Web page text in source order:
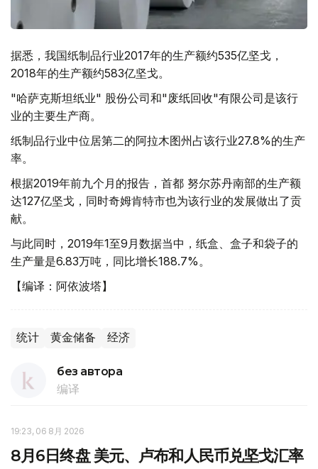
据悉，我国纸制品行业2017年的生产额约535亿坚戈，
2018年的生产额约583亿坚戈。
"哈萨克斯坦纸业" 股份公司和"废纸回收"有限公司是该行
业的主要生产商。
纸制品行业中位居第二的阿拉木图州占该行业27.8%的生产
率。
根据2019年前九个月的报告，首都 努尔苏丹南部的生产额
达127亿坚戈，同时奇姆肯特市也为该行业的发展做出了贡
献。
与此同时，2019年1至9月数据当中，纸盒、盒子和袋子的
生产量是6.83万吨，同比增长188.7%。
【编译：阿依波塔】
统计 黄金储备 经济
без автора
编译
19:23, 06 8月 2026
8月6日终盘 美元、卢布和人民币兑坚戈汇率